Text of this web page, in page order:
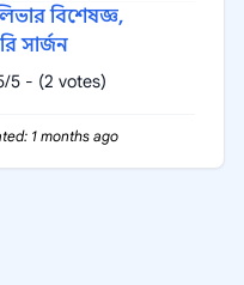
বিশেষজ্ঞ,
সার্জন
5 - (2 votes)
1 months ago